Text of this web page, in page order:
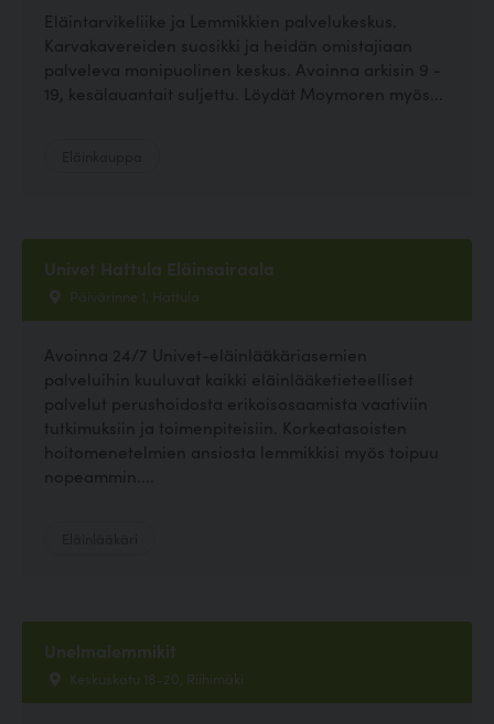
Eläintarvikeliike ja Lemmikkien palvelukeskus.
Karvakavereiden suosikki ja heidän omistajiaan
palveleva monipuolinen keskus. Avoinna arkisin 9 -
19, kesälauantait suljettu. Löydät Moymoren myös...
Univet Hattula Eläinsairaala
Päivärinne 1, Hattula
Avoinna 24/7 Univet-eläinlääkäriasemien
palveluihin kuuluvat kaikki eläinlääketieteelliset
palvelut perushoidosta erikoisosaamista vaativiin
tutkimuksiin ja toimenpiteisiin. Korkeatasoisten
hoitomenetelmien ansiosta lemmikkisi myös toipuu
nopeammin....
Unelmalemmikit
Keskuskatu 18-20, Riihimäki